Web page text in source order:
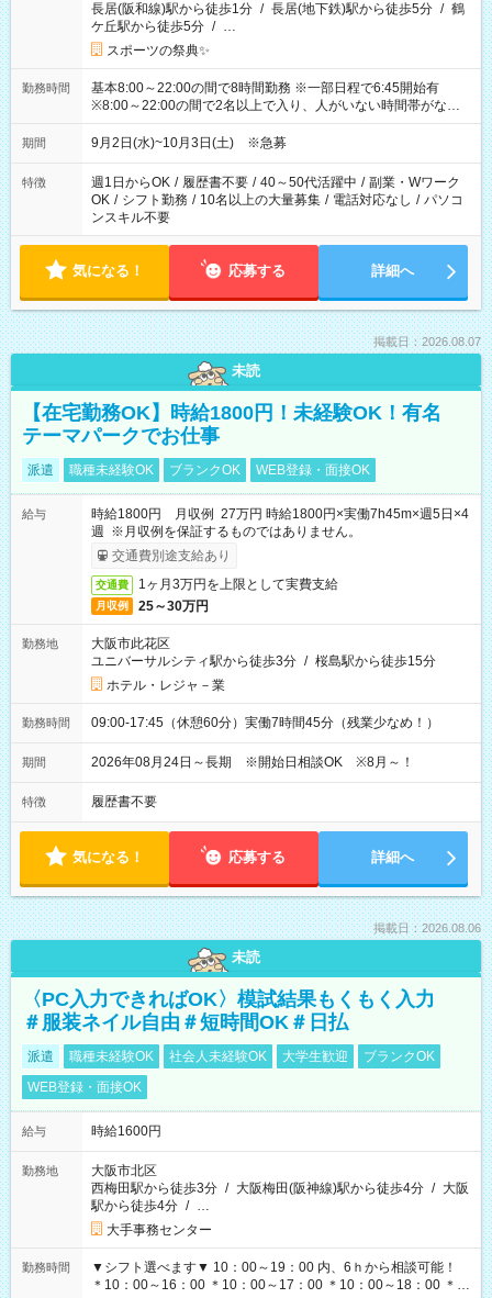
長居(阪和線)駅から徒歩1分 / 長居(地下鉄)駅から徒歩5分 / 鶴
ケ丘駅から徒歩5分 / …
スポーツの祭典✨
勤務時間
基本8:00～22:00の間で8時間勤務 ※一部日程で6:45開始有
※8:00～22:00の間で2名以上で入り、人がいない時間帯がない
ように相方と時間を分け合うイメージです
期間 9月2日(水)~10月3日(土) ※急募
特徴 週1日からOK / 履歴書不要 / 40～50代活躍中 / 副業・Wワーク
OK / シフト勤務 / 10名以上の大量募集 / 電話対応なし / パソコ
ンスキル不要
気になる！ 応募する 詳細へ
掲載日：2026.08.07
未読
【在宅勤務OK】時給1800円！未経験OK！有名
テーマパークでお仕事
派遣 職種未経験OK ブランクOK WEB登録・面接OK
給与
時給1800円 月収例 27万円 時給1800円×実働7h45m×週5日×4
週 ※月収例を保証するものではありません。
交通費別途支給あり
交通費 1ヶ月3万円を上限として実費支給
月収例 25～30万円
勤務地
大阪市此花区
ユニバーサルシティ駅から徒歩3分 / 桜島駅から徒歩15分
ホテル・レジャ－業
勤務時間 09:00-17:45（休憩60分）実働7時間45分（残業少なめ！）
期間 2026年08月24日～長期 ※開始日相談OK ※8月～！
特徴 履歴書不要
気になる！ 応募する 詳細へ
掲載日：2026.08.06
未読
〈PC入力できればOK〉模試結果もくもく入力
＃服装ネイル自由＃短時間OK＃日払
派遣 職種未経験OK 社会人未経験OK 大学生歓迎
ブランクOK
WEB登録・面接OK
給与 時給1600円
勤務地
大阪市北区
西梅田駅から徒歩3分 / 大阪梅田(阪神線)駅から徒歩4分 / 大阪
駅から徒歩4分 / …
大手事務センター
勤務時間
▼シフト選べます▼ 10：00～19：00 内、6ｈから相談可能！
＊10：00～16：00 ＊10：00～17：00 ＊10：00～18：00 ＊